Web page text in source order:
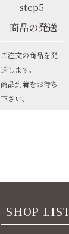
step5
商品の発送
ご注文の商品を発
送します。
商品到着をお待ち
下さい。
SHOP